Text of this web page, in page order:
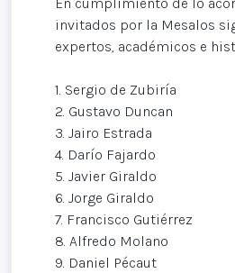
En cumplimiento de lo
invitados por la Mesalos
expertos, académicos e
1. Sergio de Zubiría
2. Gustavo Duncan
3. Jairo Estrada
4. Darío Fajardo
5. Javier Giraldo
6. Jorge Giraldo
7. Francisco Gutiérrez
8. Alfredo Molano
9. Daniel Pécaut